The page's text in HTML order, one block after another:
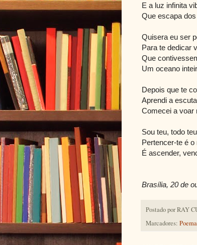
E a luz infinita
Que escapa
Quisera eu ser
Para te dedicar
Que
Um oceano
Depois que te
Aprendi a
Comecei a voar
Sou teu, todo
Pertencer-te é
É ascender,
Brasília, 20 de
Postado porRAY
Marcadores: